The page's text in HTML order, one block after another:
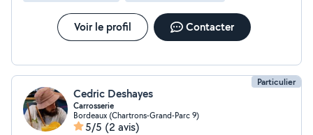
Voir le profil Contacter
Particulier
Cedric Deshayes
Carrosserie
Bordeaux (Chartrons-Grand-Parc 9)
5/5 (2 avis)